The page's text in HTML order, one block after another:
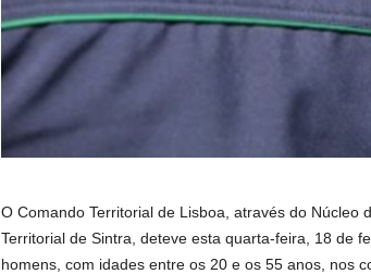
O Comando Territorial de Lisboa, através do Núcleo
Territorial de Sintra, deteve esta quarta-feira, 18 de
homens, com idades entre os 20 e os 55 anos, nos